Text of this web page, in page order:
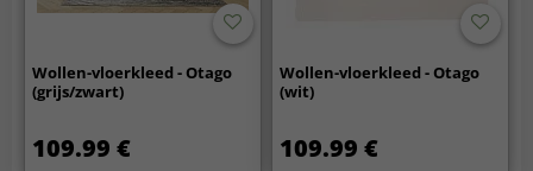
Wollen-vloerkleed - Otago
(grijs/zwart)
109.99 €
Wollen-vloerkleed - Otago
(wit)
109.99 €